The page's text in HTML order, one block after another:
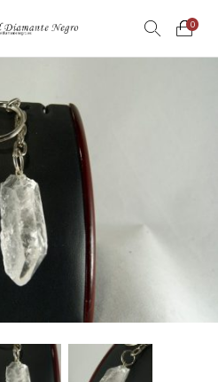
0
DECORACIÓN
CONSUMO